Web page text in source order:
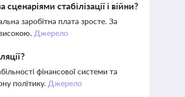
стабілізації і війни?
заробітна плата зросте. За
Джерело
фінансової системи та
політику. Джерело